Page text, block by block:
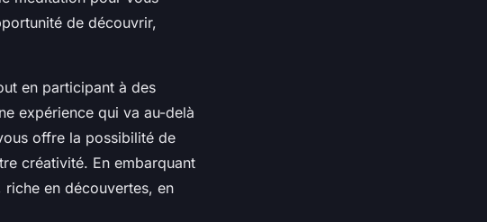
de découvrir,
en participant à des
expérience qui va au-delà
offre la possibilité de
créativité. En embarquant
en découvertes, en